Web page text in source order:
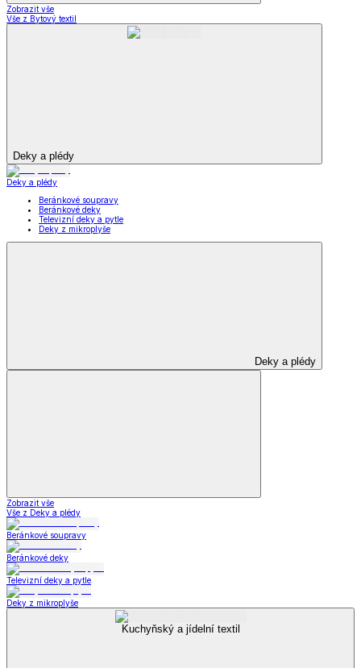
Zobrazit vše
Vše z Bytový textil
Deky a plédy
Deky a plédy
Beránkové soupravy
Beránkové deky
Televizní deky a pytle
Deky z mikroplyše
Deky a plédy
Zobrazit vše
Vše z Deky a plédy
Beránkové soupravy
Beránkové deky
Televizní deky a pytle
Deky z mikroplyše
Kuchyňský a jídelní textil